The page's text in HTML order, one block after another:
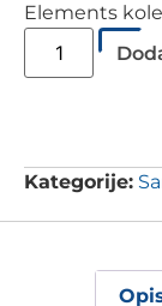
Elements
Kategorije: